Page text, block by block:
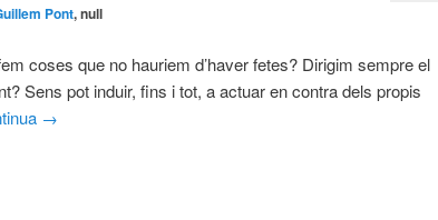
Pont, null
coses que no hauriem d’haver fetes? Dirigim sempre el
Sens pot induir, fins i tot, a actuar en contra dels propis
→